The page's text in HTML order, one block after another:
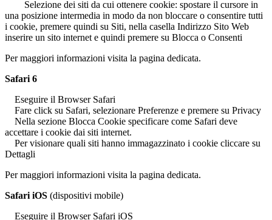
Selezione dei siti da cui ottenere cookie: spostare il cursore in
una posizione intermedia in modo da non bloccare o consentire tutti
i cookie, premere quindi su Siti, nella casella Indirizzo Sito Web
inserire un sito internet e quindi premere su Blocca o Consenti
Per maggiori informazioni visita la pagina dedicata.
Safari 6
Eseguire il Browser Safari
Fare click su Safari, selezionare Preferenze e premere su Privacy
Nella sezione Blocca Cookie specificare come Safari deve
accettare i cookie dai siti internet.
Per visionare quali siti hanno immagazzinato i cookie cliccare su
Dettagli
Per maggiori informazioni visita la pagina dedicata.
Safari iOS (dispositivi mobile)
Eseguire il Browser Safari iOS